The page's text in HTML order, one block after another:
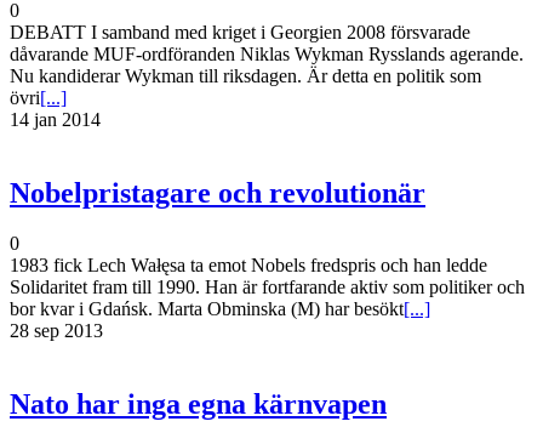
0
DEBATT I samband med kriget i Georgien 2008 försvarade
dåvarande MUF-ordföranden Niklas Wykman Rysslands agerande.
Nu kandiderar Wykman till riksdagen. Är detta en politik som
övri[...]
14 jan 2014
Nobelpristagare och revolutionär
0
1983 fick Lech Wałęsa ta emot Nobels fredspris och han ledde
Solidaritet fram till 1990. Han är fortfarande aktiv som politiker och
bor kvar i Gdańsk. Marta Obminska (M) har besökt[...]
28 sep 2013
Nato har inga egna kärnvapen